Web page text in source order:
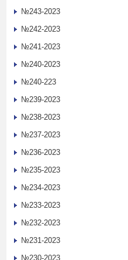
№243-2023
№242-2023
№241-2023
№240-2023
№240-223
№239-2023
№238-2023
№237-2023
№236-2023
№235-2023
№234-2023
№233-2023
№232-2023
№231-2023
№230-2023